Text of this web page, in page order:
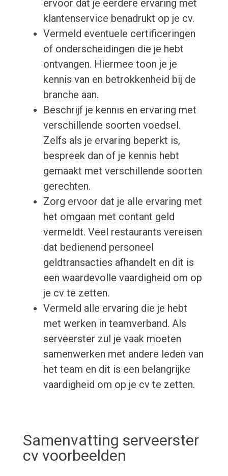
ervoor dat je eerdere ervaring met
klantenservice benadrukt op je cv.
Vermeld eventuele certificeringen
of onderscheidingen die je hebt
ontvangen. Hiermee toon je je
kennis van en betrokkenheid bij de
branche aan.
Beschrijf je kennis en ervaring met
verschillende soorten voedsel.
Zelfs als je ervaring beperkt is,
bespreek dan of je kennis hebt
gemaakt met verschillende soorten
gerechten.
Zorg ervoor dat je alle ervaring met
het omgaan met contant geld
vermeldt. Veel restaurants vereisen
dat bedienend personeel
geldtransacties afhandelt en dit is
een waardevolle vaardigheid om op
je cv te zetten.
Vermeld alle ervaring die je hebt
met werken in teamverband. Als
serveerster zul je vaak moeten
samenwerken met andere leden van
het team en dit is een belangrijke
vaardigheid om op je cv te zetten.
Samenvatting serveerster
cv voorbeelden